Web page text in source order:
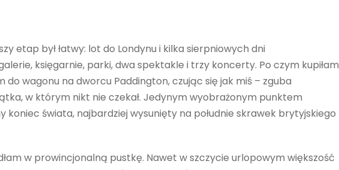
etap był łatwy: lot do Londynu i kilka sierpniowych dni
księgarnie, parki, dwa spektakle i trzy koncerty. Po czym kupiłam
do wagonu na dworcu Paddington, czując się jak miś – zguba
w którym nikt nie czekał. Jedynym wyobrażonym punktem
koniec świata, najbardziej wysunięty na południe skrawek brytyjskiego
w prowincjonalną pustkę. Nawet w szczycie urlopowym większość